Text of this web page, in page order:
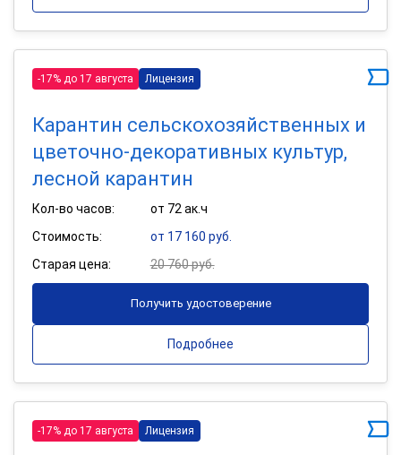
-17% до 17 августа Лицензия
Карантин сельскохозяйственных и
цветочно-декоративных культур,
лесной карантин
Кол-во часов:
от 72 ак.ч
Стоимость:
от 17 160 руб.
Старая цена:
20 760 руб.
Получить удостоверение
Подробнее
-17% до 17 августа Лицензия